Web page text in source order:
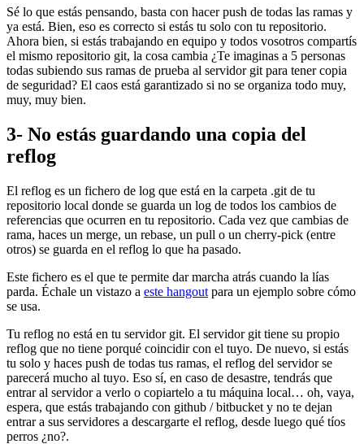
Sé lo que estás pensando, basta con hacer push de todas las ramas y
ya está. Bien, eso es correcto si estás tu solo con tu repositorio.
Ahora bien, si estás trabajando en equipo y todos vosotros compartís
el mismo repositorio git, la cosa cambia ¿Te imaginas a 5 personas
todas subiendo sus ramas de prueba al servidor git para tener copia
de seguridad? El caos está garantizado si no se organiza todo muy,
muy, muy bien.
3- No estás guardando una copia del
reflog
El reflog es un fichero de log que está en la carpeta .git de tu
repositorio local donde se guarda un log de todos los cambios de
referencias que ocurren en tu repositorio. Cada vez que cambias de
rama, haces un merge, un rebase, un pull o un cherry-pick (entre
otros) se guarda en el reflog lo que ha pasado.
Este fichero es el que te permite dar marcha atrás cuando la lías
parda. Échale un vistazo a este hangout para un ejemplo sobre cómo
se usa.
Tu reflog no está en tu servidor git. El servidor git tiene su propio
reflog que no tiene porqué coincidir con el tuyo. De nuevo, si estás
tu solo y haces push de todas tus ramas, el reflog del servidor se
parecerá mucho al tuyo. Eso sí, en caso de desastre, tendrás que
entrar al servidor a verlo o copiartelo a tu máquina local… oh, vaya,
espera, que estás trabajando con github / bitbucket y no te dejan
entrar a sus servidores a descargarte el reflog, desde luego qué tíos
perros ¿no?.